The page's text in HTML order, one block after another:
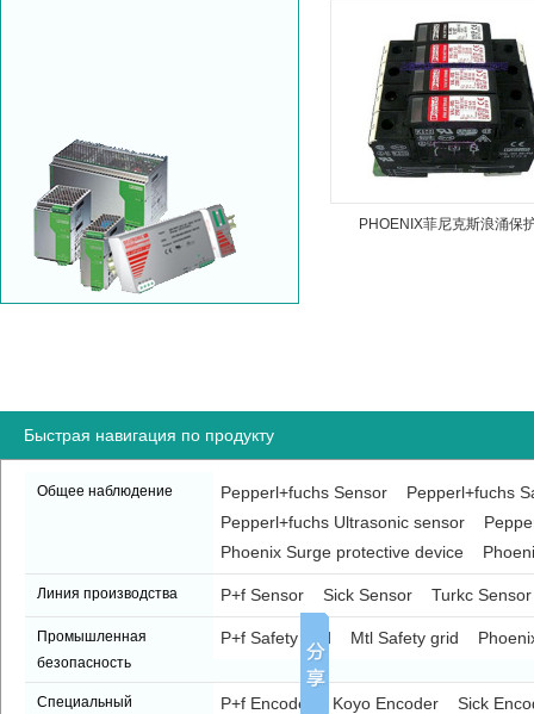
PHOENIX菲尼克斯浪涌保
Быстрая навигация по продукту
Общее наблюдение Pepperl+fuchs Sensor
Pepperl+fuchs
Pepperl+fuchs Ultrasonic sensor
Phoenix Surge protective device
Линия производства P+f Sensor Sick Sensor Turkc Sensor
Промышленная
безопасность
P+f Safety grid Mtl Safety grid
Специальный
P+f Encoder Koyo Encoder Sick